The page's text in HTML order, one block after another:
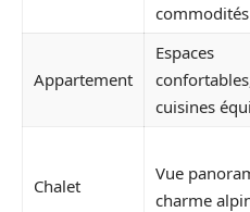
commodités
Appartement
Espaces
cuisines
Chalet
Vue
charme